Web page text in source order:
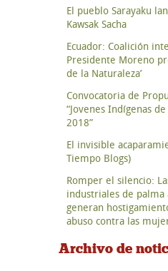
El pueblo Sarayaku
Kawsak Sacha
Ecuador: Coalición
Presidente Moreno
de la Naturaleza’
Convocatoria de
“Jovenes Indígenas
2018”
El invisible
Tiempo Blogs)
Romper el silencio:
industriales de palma
generan
abuso contra las
Archivo de